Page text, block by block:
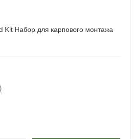
Kit Набор для карпового монтажа